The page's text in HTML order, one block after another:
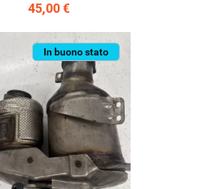
45,00 €
In buono stato